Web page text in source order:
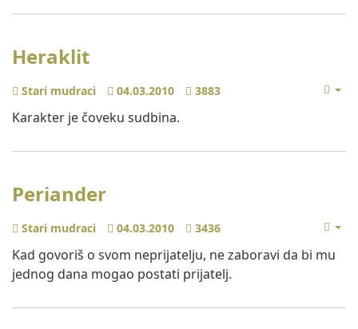
Heraklit
Stari mudraci 04.03.2010 3883
Karakter je čoveku sudbina.
Periander
Stari mudraci 04.03.2010 3436
Kad govoriš o svom neprijatelju, ne zaboravi da bi mu
jednog dana mogao postati prijatelj.